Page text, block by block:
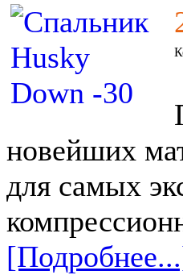
новейших
для самых